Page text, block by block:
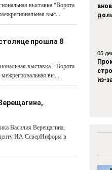
выставка "Ворота
выс...
прошла 8
выставка " Ворота
вы...
Василия Верещагина,
ИА СеверИнформ в
05
из-